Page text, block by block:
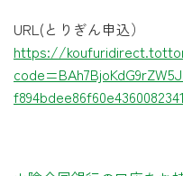
URL(とりぎん申込）
https://